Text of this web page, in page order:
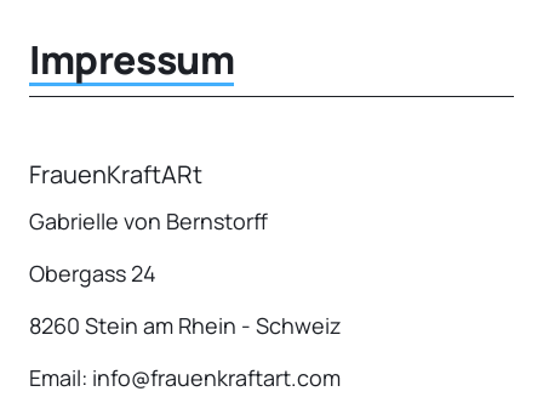
Impressum
FrauenKraftARt
Gabrielle von Bernstorff
Obergass 24
8260 Stein am Rhein - Schweiz
Email: info@frauenkraftart.com